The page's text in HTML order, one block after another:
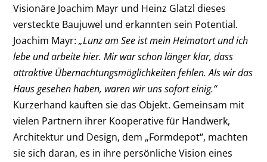
Visionäre Joachim Mayr und Heinz Glatzl dieses
versteckte Baujuwel und erkannten sein Potential.
Joachim Mayr:„Lunz am See ist mein Heimatort und ich
lebe und arbeite hier. Mir war schon länger klar, dass
attraktive Übernachtungsmöglichkeiten fehlen. Als wir das
Haus gesehen haben, waren wir uns sofort einig.“
Kurzerhand kauften sie das Objekt. Gemeinsam mit
vielen Partnern ihrer Kooperative für Handwerk,
Architektur und Design, dem „Formdepot“, machten
sie sich daran, es in ihre persönliche Vision eines